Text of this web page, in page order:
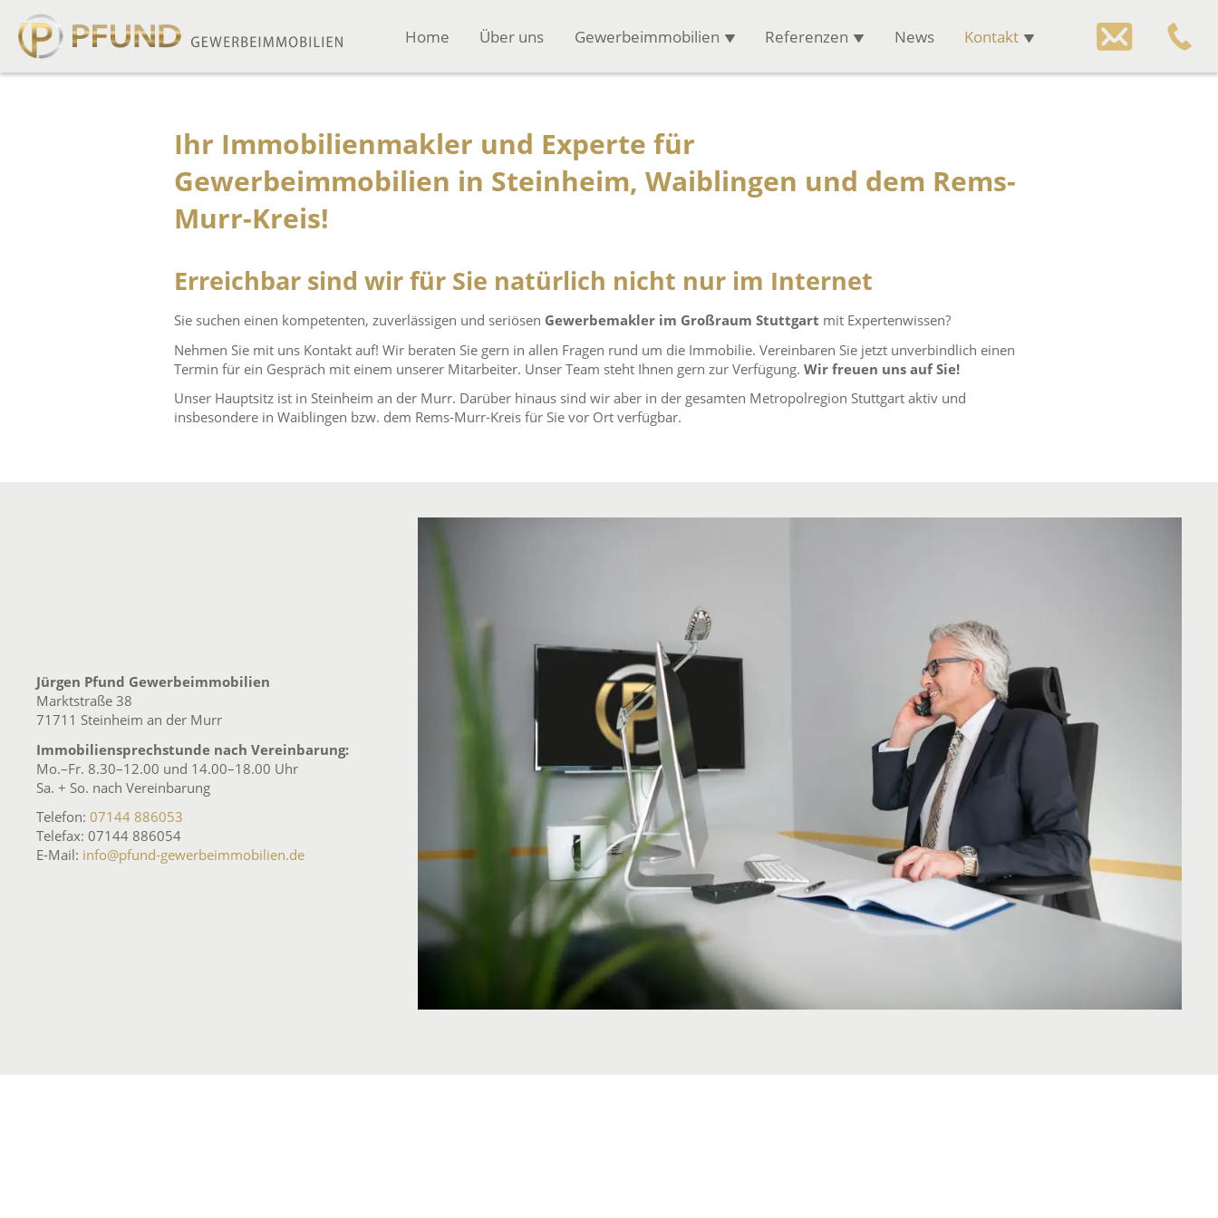
Pfund
Gewerbeimmobilien
Home Über uns Gewerbeimmobilien Referenzen News Kontakt
Ihr Immobilienmakler und Experte für
Gewerbeimmobilien in Steinheim, Waiblingen und dem Rems-
Murr-Kreis!
Erreichbar sind wir für Sie natürlich nicht nur im Internet
Sie suchen einen kompetenten, zuverlässigen und seriösen Gewerbemakler im Großraum Stuttgart mit Expertenwissen?
Nehmen Sie mit uns Kontakt auf! Wir beraten Sie gern in allen Fragen rund um die Immobilie. Vereinbaren Sie jetzt unverbindlich einen
Termin für ein Gespräch mit einem unserer Mitarbeiter. Unser Team steht Ihnen gern zur Verfügung. Wir freuen uns auf Sie!
Unser Hauptsitz ist in Steinheim an der Murr. Darüber hinaus sind wir aber in der gesamten Metropolregion Stuttgart aktiv und
insbesondere in Waiblingen bzw. dem Rems-Murr-Kreis für Sie vor Ort verfügbar.
Jürgen Pfund Gewerbeimmobilien
Marktstraße 38
71711 Steinheim an der Murr
Immobiliensprechstunde nach Vereinbarung:
Mo.–Fr. 8.30–12.00 und 14.00–18.00 Uhr
Sa. + So. nach Vereinbarung
Telefon: 07144 886053
Telefax: 07144 886054
E-Mail: info@pfund-gewerbeimmobilien.de